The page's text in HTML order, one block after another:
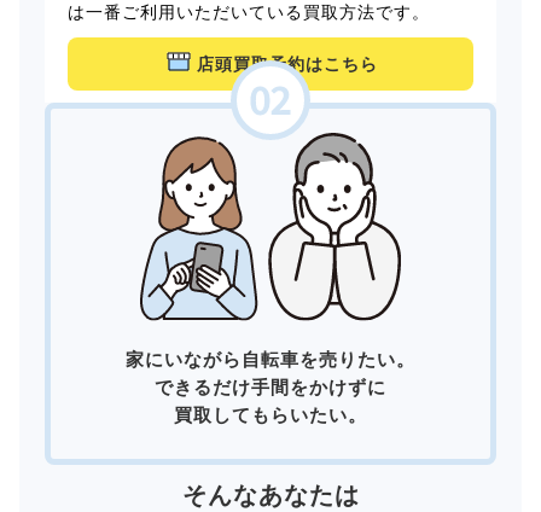
は一番ご利用いただいている買取方法です。
店頭買取予約はこちら
家にいながら自転車を売りたい。
できるだけ手間をかけずに
買取してもらいたい。
そんなあなたは